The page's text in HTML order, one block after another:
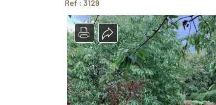
Ref : 3129